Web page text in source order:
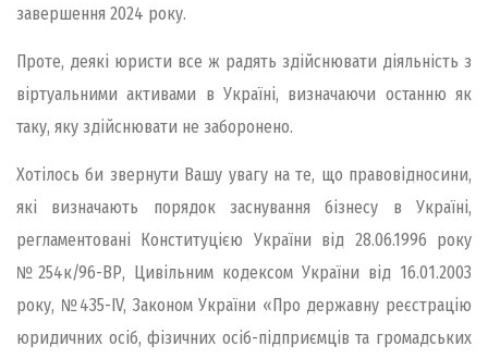
завершення 2024 року.
Проте, деякі юристи все ж радять здійснювати діяльність з
віртуальними активами в Україні, визначаючи останню як
таку, яку здійснювати не заборонено.
Хотілось би звернути Вашу увагу на те, що правовідносини,
які визначають порядок заснування бізнесу в Україні,
регламентовані Конституцією України від 28.06.1996 року
№254к/96-ВР, Цивільним кодексом України від 16.01.2003
року, №435-IV, Законом України «Про державну реєстрацію
юридичних осіб, фізичних осіб-підприємців та громадських